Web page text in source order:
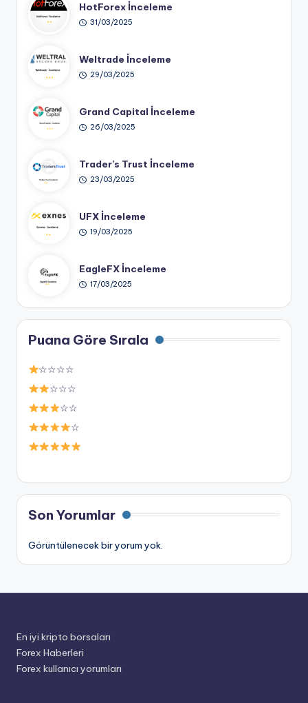
HotForex İnceleme
31/03/2025
Weltrade İnceleme
29/03/2025
Grand Capital İnceleme
26/03/2025
Trader’s Trust İnceleme
23/03/2025
UFX İnceleme
19/03/2025
EagleFX İnceleme
17/03/2025
Puana Göre Sırala
☆☆☆☆
☆☆☆
☆☆
☆
Son Yorumlar
Görüntülenecek bir yorum yok.
En iyi kripto borsaları
Forex Haberleri
Forex kullanıcı yorumları